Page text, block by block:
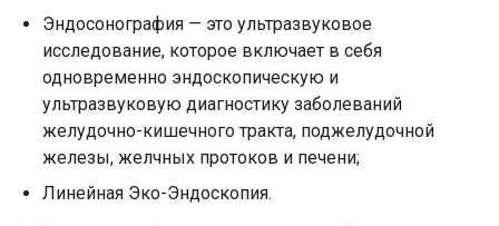
Эндосонография — это ультразвуковое
исследование, которое включает в себя
одновременно эндоскопическую и
ультразвуковую диагностику заболеваний
желудочно-кишечного тракта, поджелудочной
железы, желчных протоков и печени;
Линейная Эко-Эндоскопия.